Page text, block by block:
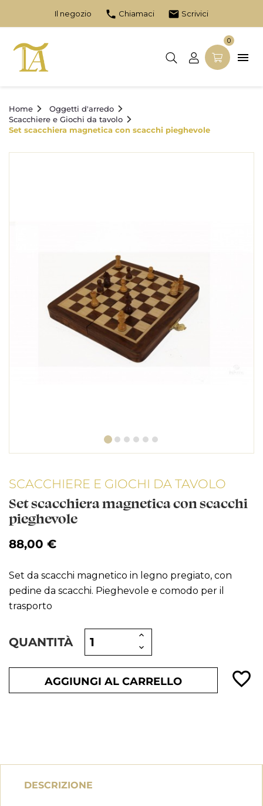
Il negozio phone Chiamaci email Scrivici

0
Home
Oggetti d'arredo
Scacchiere e Giochi da tavolo
Set scacchiera magnetica con scacchi pieghevole
SCACCHIERE E GIOCHI DA TAVOLO
Set scacchiera magnetica con scacchi
pieghevole
88,00 €
Set da scacchi magnetico in legno pregiato, con
pedine da scacchi. Pieghevole e comodo per il
trasporto
QUANTITÀ
AGGIUNGI AL CARRELLO favorite_border
DESCRIZIONE